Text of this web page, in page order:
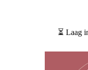
⏳ Laag